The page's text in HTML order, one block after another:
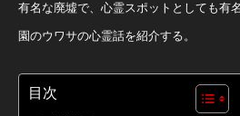
有名な廃墟で、心霊スポットとしても有
園のウワサの心霊話を紹介する。
目次